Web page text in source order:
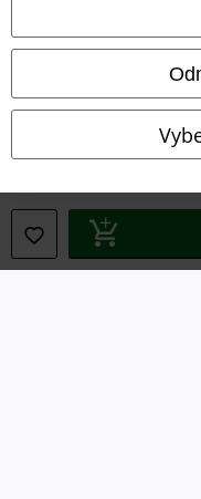
Imprint
Ochrana osobných údajov
Likvidácia odpadu a
Vyhlásenie o zhode
Informácie o prístupnosti